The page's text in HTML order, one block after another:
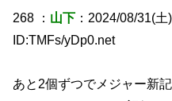
268 ： 山下 ：2024/08/31(
ID:TMFs/yDp0.net
あと2個ずつでメジャー新